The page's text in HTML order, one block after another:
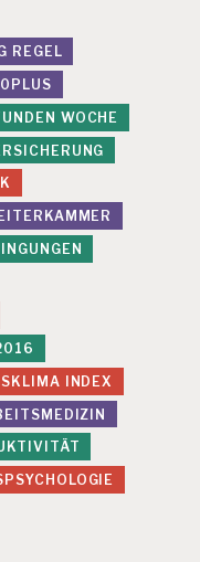
REGEL
WOCHE
INDEX